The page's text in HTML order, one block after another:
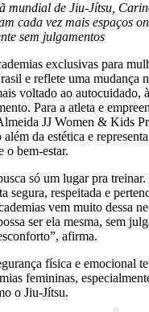
mundial de Jiu-Jítsu,
cada vez mais espaços
sem julgamentos
exclusivas para
e reflete uma mudança
voltado ao autocuidado,
Para a atleta e
JJ Women & Kids
da estética e
o bem-estar.
só um lugar pra
segura, respeitada e
vem muito dessa
ser ela mesma, sem
afirma.
física e emocional
femininas,
o Jiu-Jítsu.